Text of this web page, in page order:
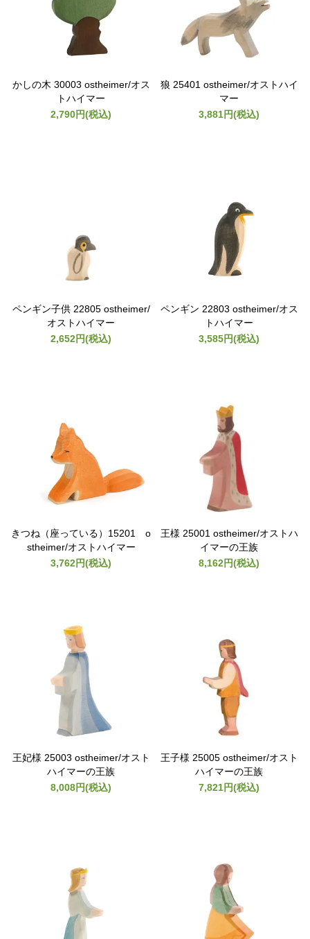
かしの木 30003 ostheimer/オス
トハイマー
2,790円(税込)
狼 25401 ostheimer/オストハイ
マー
3,881円(税込)
ペンギン子供 22805 ostheimer/
オストハイマー
2,652円(税込)
ペンギン 22803 ostheimer/オス
トハイマー
3,585円(税込)
きつね（座っている）15201 o
stheimer/オストハイマー
3,762円(税込)
王様 25001 ostheimer/オストハ
イマーの王族
8,162円(税込)
王妃様 25003 ostheimer/オスト
ハイマーの王族
8,008円(税込)
王子様 25005 ostheimer/オスト
ハイマーの王族
7,821円(税込)